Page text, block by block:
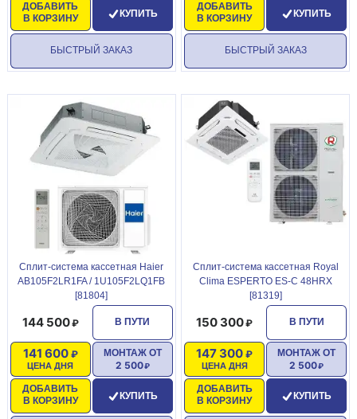
ДОБАВИТЬ
В КОРЗИНУ
КУПИТЬ
БЫСТРЫЙ ЗАКАЗ
ДОБАВИТЬ
В КОРЗИНУ
КУПИТЬ
БЫСТРЫЙ ЗАКАЗ
Сплит-система кассетная Haier
AB105F2LR1FA / 1U105F2LQ1FB
[81804]
В ПУТИ
144 500
ЦЕНА ДНЯ
141 600
ДОБАВИТЬ
В КОРЗИНУ
МОНТАЖ ОТ
2 500
КУПИТЬ
Сплит-система кассетная Royal
Clima ESPERTO ES-C 48HRX
[81319]
В ПУТИ
150 300
ЦЕНА ДНЯ
147 300
ДОБАВИТЬ
В КОРЗИНУ
МОНТАЖ ОТ
2 500
КУПИТЬ